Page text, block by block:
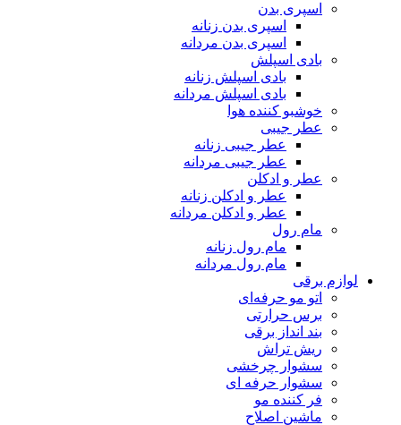
اسپری بدن
اسپری بدن زنانه
اسپری بدن مردانه
بادی اسپلش
بادی اسپلش زنانه
بادی اسپلش مردانه
خوشبو کننده هوا
عطر جیبی
عطر جیبی زنانه
عطر جیبی مردانه
عطر و ادکلن
عطر و ادکلن زنانه
عطر و ادکلن مردانه
مام رول
مام رول زنانه
مام رول مردانه
برقی
اتو مو حرفه‌ای
برس حرارتی
بند انداز برقی
ریش تراش
سشوار چرخشی
سشوار حرفه ای
فر کننده‌ مو
ماشین اصلاح